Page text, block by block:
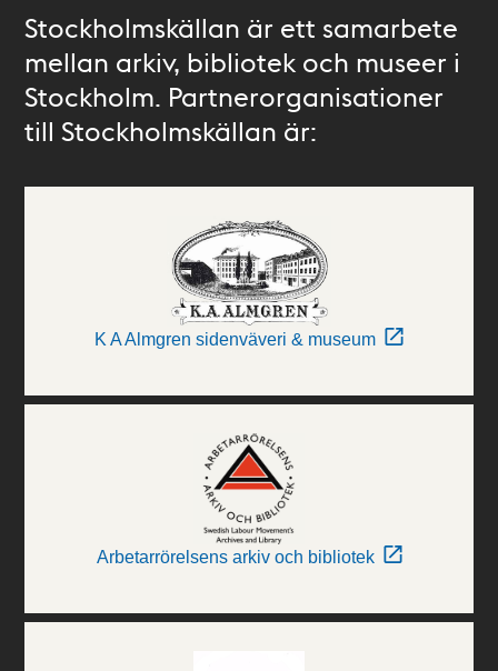
Stockholmskällan är ett samarbete
mellan arkiv, bibliotek och museer i
Stockholm. Partnerorganisationer
till Stockholmskällan är:
K A Almgren sidenväveri & museum
Arbetarrörelsens arkiv och bibliotek